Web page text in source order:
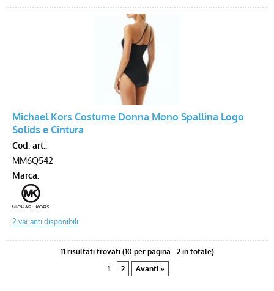
Michael Kors Costume Donna Mono Spallina Logo
Solids e Cintura
Cod. art.:
MM6Q542
Marca:
11 risultati trovati (10 per pagina - 2 in totale)
1
2 Avanti »